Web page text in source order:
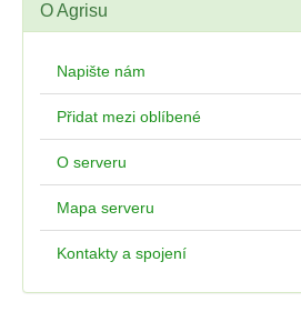
O Agrisu
Napište nám
Přidat mezi oblíbené
O serveru
Mapa serveru
Kontakty a spojení